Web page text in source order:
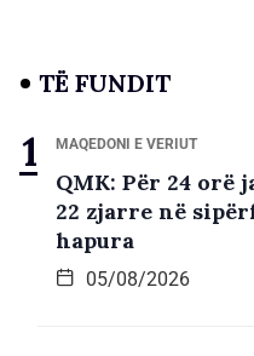
TË FUNDIT
MAQEDONI E VERIUT
QMK: Për 24 orë
22 zjarre në
hapura
05/08/2026